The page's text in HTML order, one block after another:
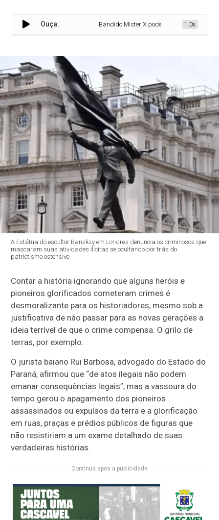
Ouça: Bandido Mister X pode ser nome de rua
1.0x
A Estátua do escultor Bansksy em Londres denuncia os criminosos que
mascaram suas atividades ilícitas se ocultando por trás do
patriotismo ostensivo
Contar a história ignorando que alguns heróis e
pioneiros glorificados cometeram crimes é
desmoralizante para os historiadores, mesmo sob a
justificativa de não passar para as novas gerações a
ideia terrível de que o crime compensa. O grilo de
terras, por exemplo.
O jurista baiano Rui Barbosa, advogado do Estado do
Paraná, afirmou que “de atos ilegais não podem
emanar consequências legais”, mas a vassoura do
tempo gerou o apagamento dos pioneiros
assassinados ou expulsos da terra e a glorificação
em ruas, praças e prédios públicos de figuras que
não resistiriam a um exame detalhado de suas
verdadeiras histórias.
Continua após a publicidade